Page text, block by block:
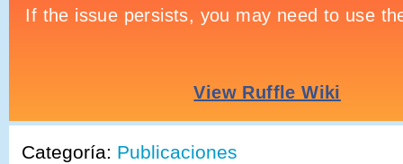
Categoría: Publicaciones